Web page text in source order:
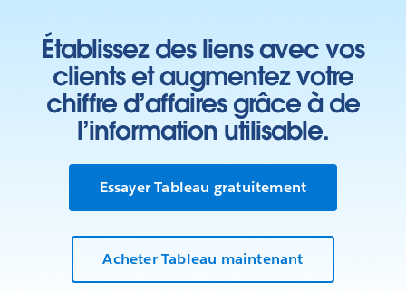
Établissez des liens avec vos
clients et augmentez votre
chiffre d’affaires grâce à de
l’information utilisable.
Essayer Tableau gratuitement
Acheter Tableau maintenant